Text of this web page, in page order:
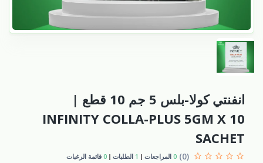
انفنتي كولا-بلس 5 جم 10 قطع |
INFINITY COLLA-PLUS 5GM X 10
SACHET
(0)
0 المراجعات 1 الطلبات 0 قائمة الرغبات